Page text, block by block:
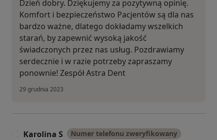
Dzień dobry. Dziękujemy za pozytywną opinię.
Komfort i bezpieczeństwo Pacjentów są dla nas
bardzo ważne, dlatego dokładamy wszelkich
starań, by zapewnić wysoką jakość
świadczonych przez nas usług. Pozdrawiamy
serdecznie i w razie potrzeby zapraszamy
ponownie! Zespół Astra Dent
29 grudnia 2023
Karolina S Numer telefonu zweryfikowany